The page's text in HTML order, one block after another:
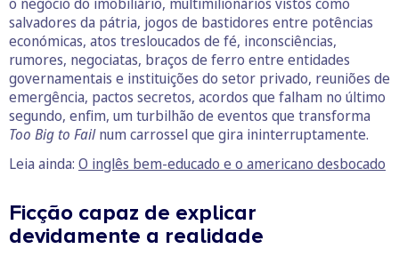
salvadores da pátria, jogos de bastidores entre potências
económicas, atos tresloucados de fé, inconsciências,
rumores, negociatas, braços de ferro entre entidades
governamentais e instituições do setor privado, reuniões de
emergência, pactos secretos, acordos que falham no último
segundo, enfim, um turbilhão de eventos que transforma
Too Big to Failnum carrossel que gira ininterruptamente.
Leia ainda: O inglês bem-educado e o americano desbocado
Ficção capaz de explicar
devidamente a realidade